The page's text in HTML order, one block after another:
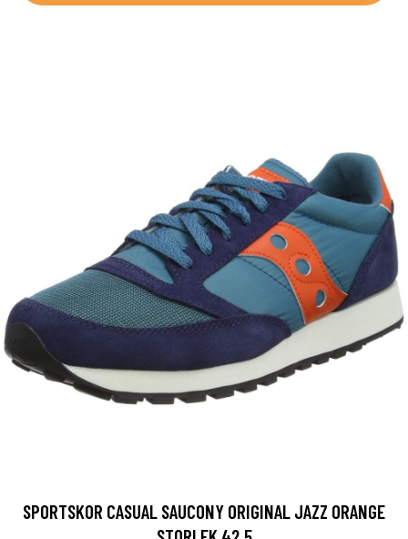
SPORTSKOR CASUAL SAUCONY ORIGINAL JAZZ ORANGE